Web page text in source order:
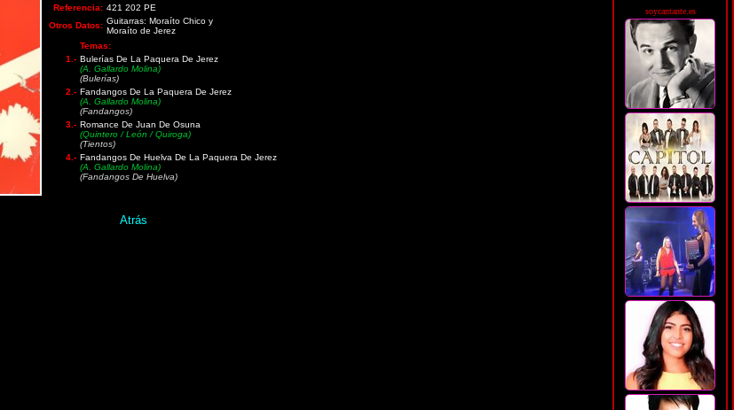
Referencia: 421 202 PE
Otros Datos: Guitarras: Moraíto Chico y
Moraíto de Jerez
Temas:
1.- Bulerías De La Paquera De Jerez
(A. Gallardo Molina)
(Bulerías)
2.- Fandangos De La Paquera De Jerez
(A. Gallardo Molina)
(Fandangos)
3.- Romance De Juan De Osuna
(Quintero / León / Quiroga)
(Tientos)
4.- Fandangos De Huelva De La Paquera De Jerez
(A. Gallardo Molina)
(Fandangos De Huelva)
Atrás
soycantante.es